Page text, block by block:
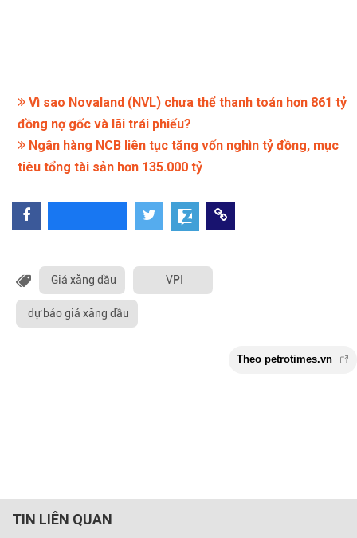
Vì sao Novaland (NVL) chưa thể thanh toán hơn 861 tỷ
đồng nợ gốc và lãi trái phiếu?
Ngân hàng NCB liên tục tăng vốn nghìn tỷ đồng, mục
tiêu tổng tài sản hơn 135.000 tỷ
Giá xăng dầu VPI
dự báo giá xăng dầu
TIN LIÊN QUAN